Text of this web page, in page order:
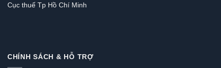
Cục thuế Tp Hồ Chí Minh
CHÍNH SÁCH & HỖ TRỢ